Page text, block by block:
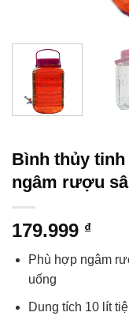
Bình thủy
ngâm rượu
179.999 ₫
Phù hợp ngâm
uống
Dung tích 10 lít